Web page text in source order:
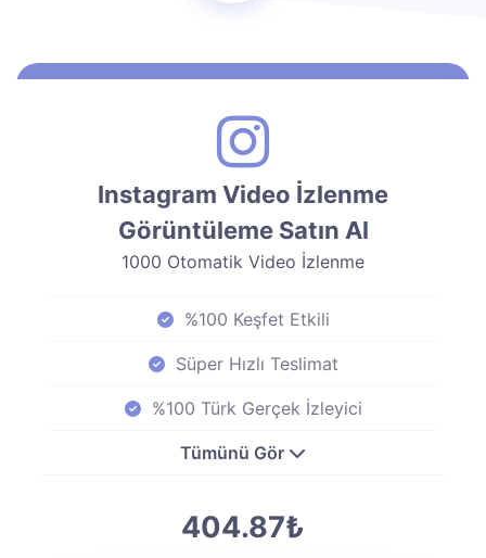
Instagram Video İzlenme
Görüntüleme Satın Al
1000 Otomatik Video İzlenme
%100 Keşfet Etkili
Süper Hızlı Teslimat
%100 Türk Gerçek İzleyici
Tümünü Gör
404.87₺